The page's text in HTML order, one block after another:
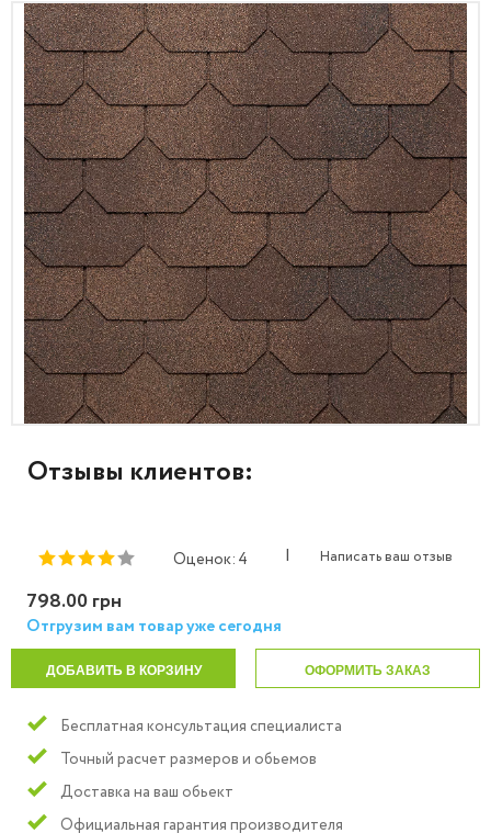
Отзывы клиентов:
Оценок: 4 | Написать ваш отзыв
798.00 грн
Отгрузим вам товар уже сегодня
ДОБАВИТЬ В КОРЗИНУ ОФОРМИТЬ ЗАКАЗ
Бесплатная консультация специалиста
Точный расчет размеров и обьемов
Доставка на ваш обьект
Официальная гарантия производителя